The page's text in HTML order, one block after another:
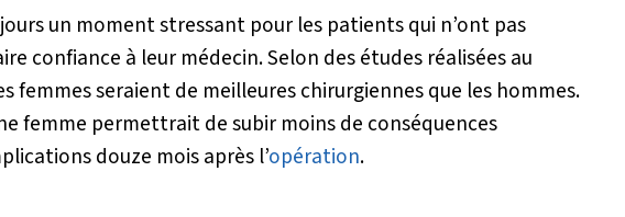
un moment stressant pour les patients qui n’ont pas
confiance à leur médecin. Selon des études réalisées au
femmes seraient de meilleures chirurgiennes que les hommes.
femme permettrait de subir moins de conséquences
douze mois après l’opération.